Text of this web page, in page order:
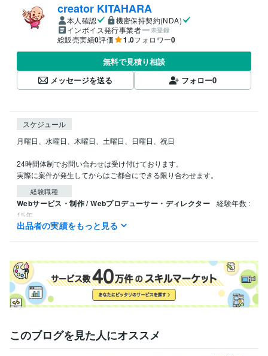
creator KITAHARA
本人確認
機密保持契約(NDA)
インボイス発行事業者
未登録
総販売実績0評価 1.0フォロワー0
無料で見積り相談
メッセージを送る
フォロー0
スケジュール
月曜日、水曜日、木曜日、土曜日、日曜日、祝日
24時間体制でお問い合わせは受け付けております。
実際に案件が発生してからはご都合にできる限り合わせます。
経験職種
Webサービス・制作 / Webプロデューサー・ディレクター
経験年数 :
15年
Webサービス・制作 / Webコンテンツ企画・編集
Webサービス・制作 / ECサイト運営・ECコンサルタント
経験年数 :
マーケティング / Web広告運用 経験年数 : 15年
マーケティング / SNSマーケティング 経験年数 : 15年
職歴
有限会社汲沢オートサービス 2014年6月 ~ 現在
得意分野
デザイン制作 流行やコンセプトにマッチしたデザイン
出品者の実績をもっと見る
このブログを見た人にオススメ